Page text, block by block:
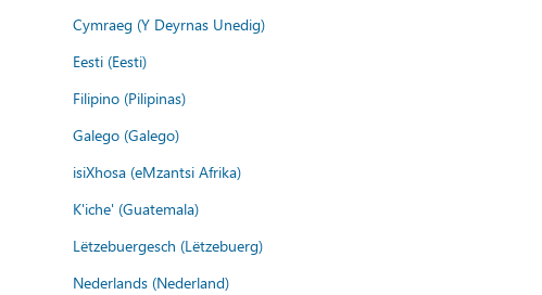
Cymraeg (Y Deyrnas Unedig)
Eesti (Eesti)
Filipino (Pilipinas)
Galego (Galego)
isiXhosa (eMzantsi Afrika)
K'iche' (Guatemala)
Lëtzebuergesch (Lëtzebuerg)
Nederlands (Nederland)